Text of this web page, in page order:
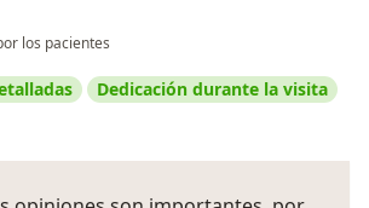
los pacientes
Dedicación durante la visita